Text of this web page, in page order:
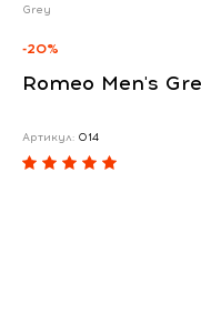
Grey
-20%
Romeo Men's
Артикул: 014